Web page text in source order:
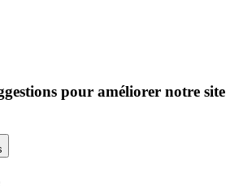
pour améliorer notre site